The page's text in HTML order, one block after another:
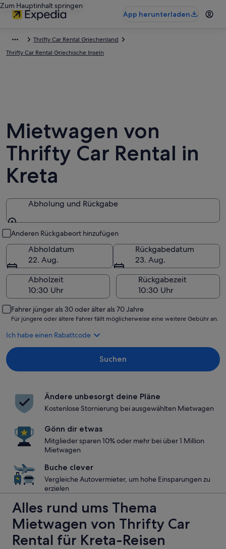
Zum Hauptinhalt springen
App herunterladen
Thrifty Car Rental Griechenland
Thrifty Car Rental Griechische Inseln
Mietwagen von
Thrifty Car Rental in
Kreta
Abholung und Rückgabe
Anderen Rückgabeort hinzufügen
Abholdatum
22. Aug.
Rückgabedatum
23. Aug.
Abholzeit
Rückgabezeit
Fahrer jünger als 30 oder älter als 70 Jahre
Für jüngere oder ältere Fahrer fällt möglicherweise eine weitere Gebühr an.
Ich habe einen Rabattcode
Suchen
Ändere unbesorgt deine Pläne
Kostenlose Stornierung bei ausgewählten Mietwagen
Gönn dir etwas
Mitglieder sparen 10% oder mehr bei über 1 Million
Mietwagen
Buche clever
Vergleiche Autovermieter, um hohe Einsparungen zu
erzielen
Alles rund ums Thema
Mietwagen von Thrifty Car
Rental für Kreta-Reisen